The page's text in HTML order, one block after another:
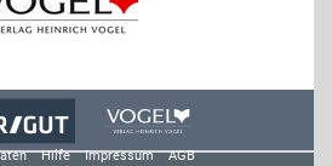
Hilfe Impressum
AGB